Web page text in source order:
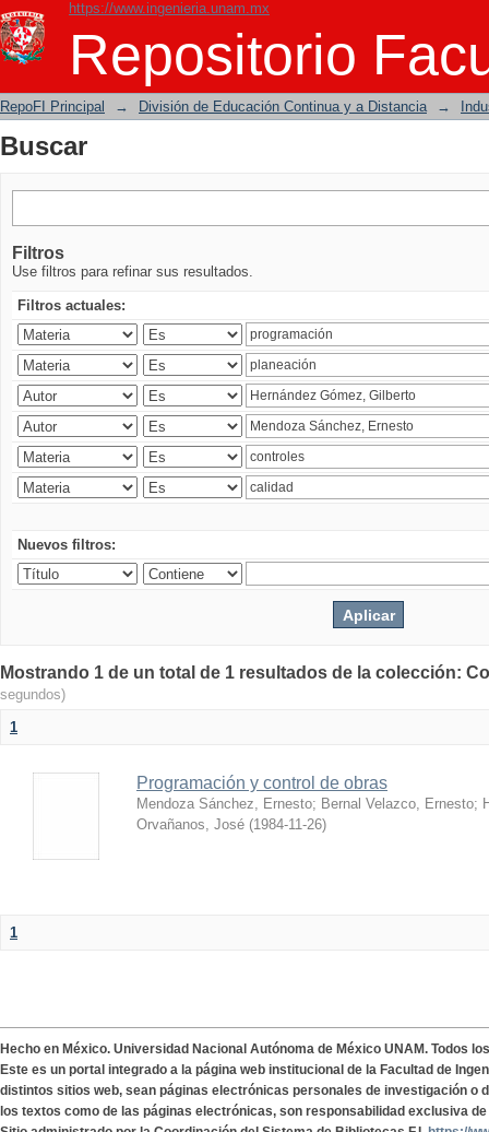
https://www.ingenieria.unam.mx
Repositorio
Buscar
RepoFI Principal → División de Educación Continua y a Distancia →
Buscar
Filtros
Use filtros para refinar sus resultados.
Filtros actuales:
Nuevos filtros:
Mostrando 1 de un total de 1 resultados de la colección:
segundos)
1
Programación y control de obras
Mendoza Sánchez, Ernesto; Bernal Velazco, Ernesto;
Orvañanos, José (1984-11-26)
1
Hecho en México. Universidad Nacional Autónoma de México UNAM. Todos
Este es un portal integrado a la página web institucional de la Facultad de
distintos sitios web, sean páginas electrónicas personales de investigación o
los textos como de las páginas electrónicas, son responsabilidad exclusiva